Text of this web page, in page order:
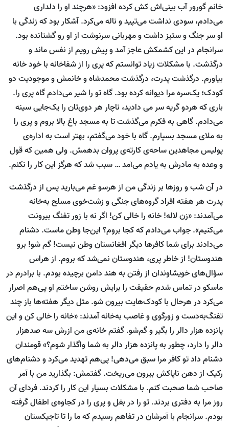
خانم گورور آب بینی‌اش کش کرده افزود: ‌«هرچند او را دلداری
می‌دادم، سودی نداشت می‌تپید و ناله می‌کرد. آشکار بود که زندگی با
او سر جنگ و ستیز داشت و مهربانی سرنوشت از او رو گشتانده بود.
سرانجام در این کشمکش عاجز آمد و پیش رویم از نفس ماند و
درگذشت. با مشکلات زیاد توانستم که پری را از شفاخانه با خود خانه
بیاورم. درگذشت پدرت، درگذشت محمدشاه و خانمش و موجودیت دو
کودک؛ یک‌سره مرا دیوانه کرده بود. گاه تو را شیر می‌دادم گاه پری را.
باری که هردو گریه سر می دادید، ناچار هر دوی‌تان را یک‌جایی سینه
می‌دادم. گاهی به فکرم می‌گذشت تا به مسجد باغ بالا بروم و پری را
به ملای مسجد بسپارم. گاه با خود می‌گفتم، بهتر است به اداره‌ی
پولیس مجاهدین ساحه‌ی کارته‌ی پروان بدهمش. ولی همین که قول
و وعده به مادرش به یادم می‌آمد … سبب شد که هرگز این کار را نکنم.
در آن شب و روزها بر زندگی من از هرسو غم می‌بارید پس از درگذشت
پدرت هر هفته افراد گروه‌های جنگی و زشت‌خوی مسلح به‌خانه
می‌آمدند: «زن لاله! خانه را خالی کن! اگر نه با زور تفنگ بیرونت
می‌کنیم». جواب می‌دادم که کجا بروم؟ این‌جا وطن ماست. دشنام
می‌دادند برای شما کافرها دیگر افغانستان وطن نیست! گم شو! برو
هندوستان! از خاطر پری، هندوستان نمی‌شد که بروم. از هراس
سؤال‌های خویشاوندان از رفتن به هند دامن برچیده بودم. با برادرم در
ماسکو در تماس شدم حقیقت را برایش روشن ساختم او پی‌هم اصرار
می‌کرد در هرحال با کودک‌هایت بیرون شو. مثل دیگر هفته‌ها باز چند
تفنگ‌به‌دست و زورگوی و غاصب به‌خانه آمدند: «خانه را خالی کن و این
پانزده هزار دالر را بگیر و گم‌شو. گفتم خانه‌ی من ازرش سه صدهزار
دالر را دارد، چطور به پانزده هزار دالر به شما واگذار شوم؟» قومندان
دشنام داد تو کافر مرا سبق می‌دهی! پی‌هم تهدید می‌کرد و دشنام‌های
رکیک از دهن ناپاکش بیرون می‌ریخت. گفتمش: بگذارید من با آمر
صاحب شما صحبت کنم. با مشکلات بسیار این کار را کردند. فردای آن
روز مرا به دفتری بردند. تو را در بغل و پری را در کجاوه‌ی اطفال گرفته
بودم. سرانجام با آمرشان در تفاهم رسیدم که ما را تا تاجیکستان